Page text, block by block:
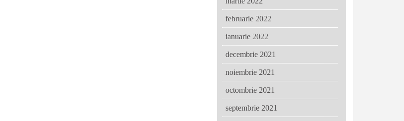
februarie 2022
ianuarie 2022
decembrie 2021
noiembrie 2021
octombrie 2021
septembrie 2021